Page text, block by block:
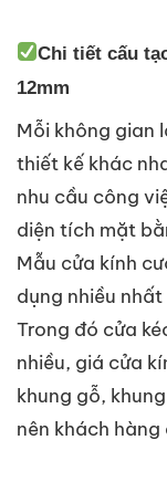
Chi tiết cấu
12mm
Mỗi không gian
thiết kế khác
nhu cầu công
diện tích mặt
Mẫu cửa kính
dụng nhiều
Trong đó cửa
nhiều, giá cửa
khung gỗ,
nên khách